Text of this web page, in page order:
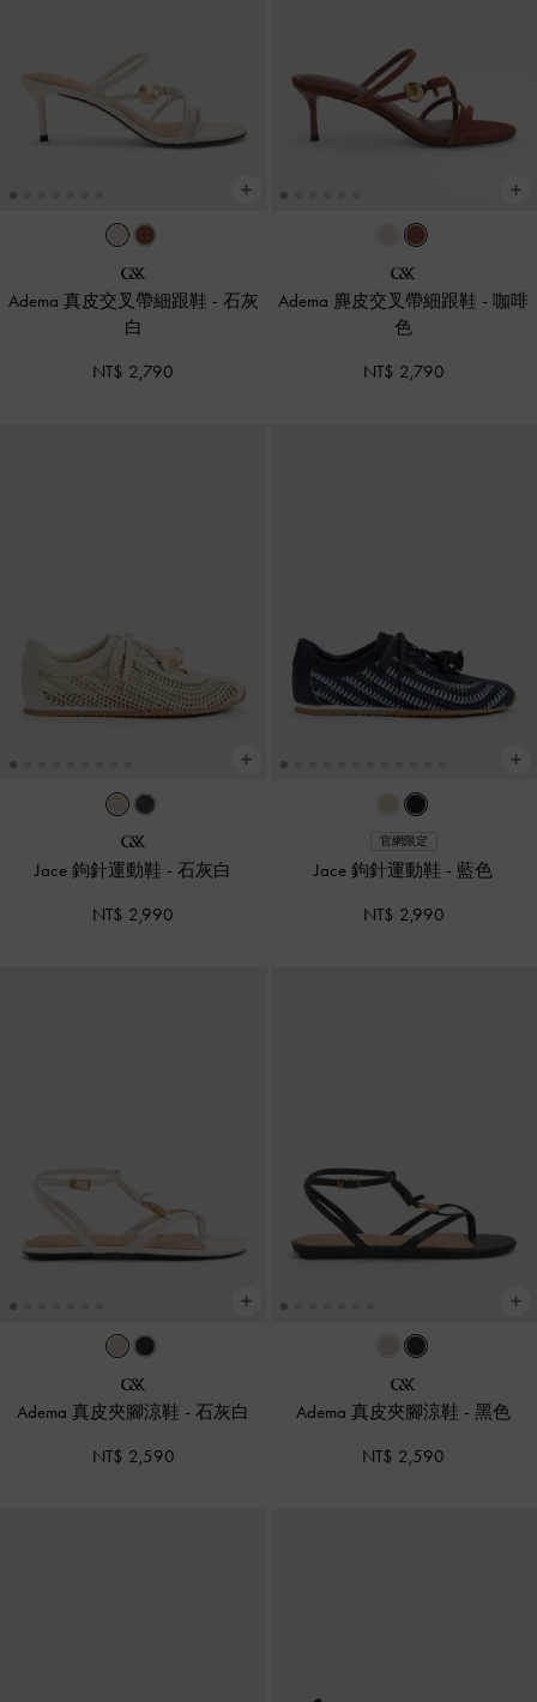
Adema 真皮交叉帶細跟鞋 - 石灰
白
NT$ 2,790
Adema 麂皮交叉帶細跟鞋 -咖啡
色
NT$ 2,790
Jace 鉤針運動鞋 -石灰白
NT$ 2,990
官網限定
Jace 鉤針運動鞋 - 藍色
NT$ 2,990
Adema 真皮夾腳涼鞋 -石灰白
NT$ 2,590
Adema 真皮夾腳涼鞋 -黑色
NT$ 2,590